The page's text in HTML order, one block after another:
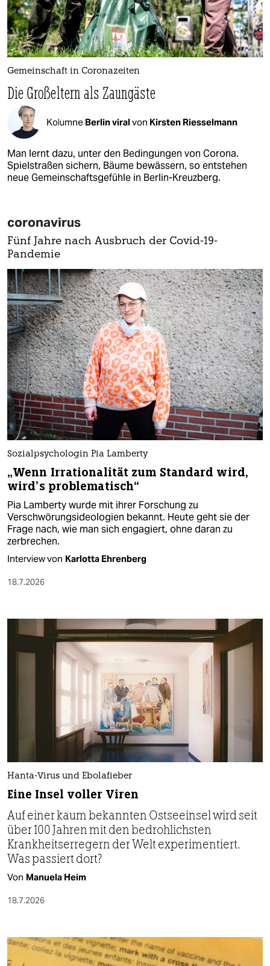
Gemeinschaft in Coronazeiten
Die Großeltern als Zaungäste
Kolumne Berlin viralvon Kirsten Riesselmann
Man lernt dazu, unter den Bedingungen von Corona.
Spielstraßen sichern, Bäume bewässern, so entstehen
neue Gemeinschaftsgefühle in Berlin-Kreuzberg.
coronavirus
Fünf Jahre nach Ausbruch der Covid-19-
Pandemie
Sozialpsychologin Pia Lamberty
„Wenn Irrationalität zum Standard wird,
wird’s problematisch“
Pia Lamberty wurde mit ihrer Forschung zu
Verschwörungsideologien bekannt. Heute geht sie der
Frage nach, wie man sich engagiert, ohne daran zu
zerbrechen.
Interview von Karlotta Ehrenberg
18.7.2026
Hanta-Virus und Ebolafieber
Eine Insel voller Viren
Auf einer kaum bekannten Ostseeinsel wird seit
über 100 Jahren mit den bedrohlichsten
Krankheitserregern der Welt experimentiert.
Was passiert dort?
Von Manuela Heim
18.7.2026